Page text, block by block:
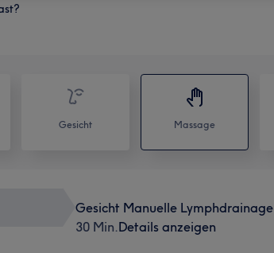
Gesicht Massage
Gesicht Manuelle Lymphdrainage
30 Min.Details anzeigen